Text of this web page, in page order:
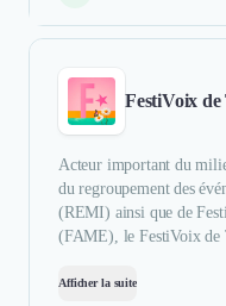
FestiVoix
Acteur important du
du regroupement des
(REMI) ainsi que de
(FAME), le FestiVoix de
Afficher la suite